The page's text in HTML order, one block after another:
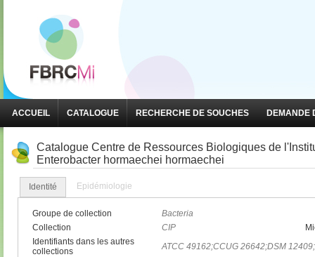
ACCUEIL CATALOGUE RECHERCHE DE SOUCHES DEMANDE
Catalogue Centre de Ressources Biologiques de
Enterobacter hormaechei hormaechei
Identité Epidémiologie
Groupe de collection
Bacteria
Collection
CIP
Identifiants dans les autres
collections
ATCC 49162;CCUG 26642;DSM